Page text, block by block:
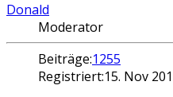
Donald
Moderator
Beiträge:1255
Registriert:15. Nov